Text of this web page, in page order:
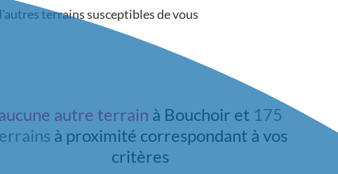
terrains susceptibles de vous
autre terrain à Bouchoir et 175
à proximité correspondant à vos
critères